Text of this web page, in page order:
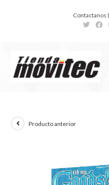
Contactanos
Producto anterior